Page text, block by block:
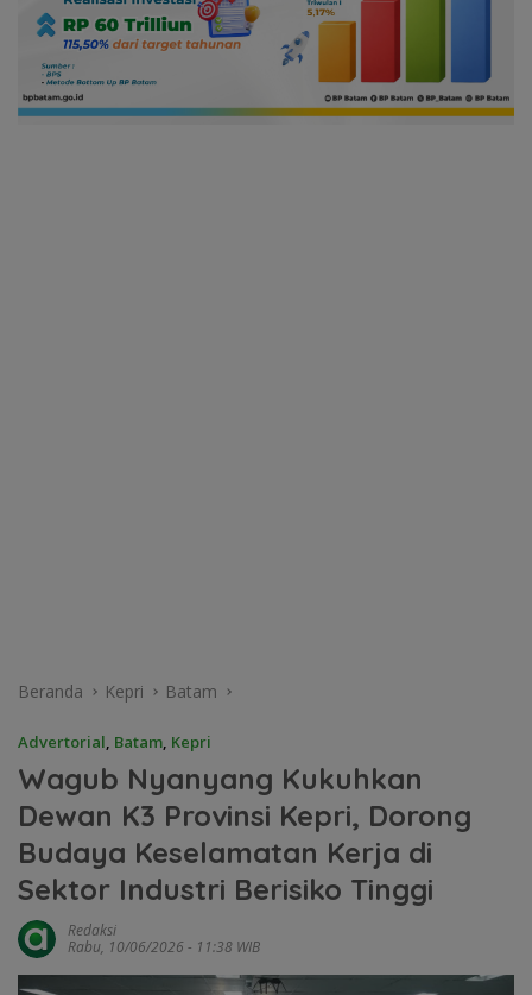
Beranda Kepri Batam
Advertorial, Batam, Kepri
Wagub Nyanyang Kukuhkan
Dewan K3 Provinsi Kepri, Dorong
Budaya Keselamatan Kerja di
Sektor Industri Berisiko Tinggi
Redaksi
Rabu, 10/06/2026 - 11:38 WIB